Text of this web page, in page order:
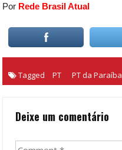
Por Rede Brasil Atual
Tagged PT PT da Paraíba
Deixe um comentário